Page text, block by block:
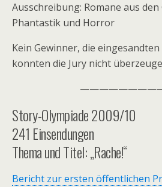
Ausschreibung: Romane aus den
Phantastik und Horror
Kein Gewinner, die
konnten die Jury nicht
Story-Olympiade 2009/10
241 Einsendungen
Thema und Titel: „Rache!“
Bericht zur ersten öffentlichen